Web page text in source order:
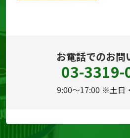
お電話でのお問
03-3319-
9:00～17:00 ※土日